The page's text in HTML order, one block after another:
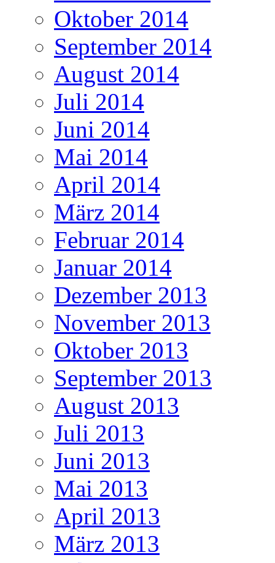
Oktober 2014
September 2014
August 2014
Juli 2014
Juni 2014
Mai 2014
April 2014
März 2014
Februar 2014
Januar 2014
Dezember 2013
November 2013
Oktober 2013
September 2013
August 2013
Juli 2013
Juni 2013
Mai 2013
April 2013
März 2013